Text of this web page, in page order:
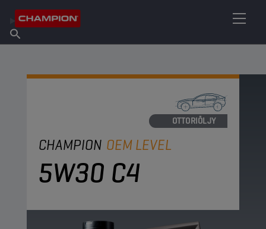
Tietoa Championista
Etsi myyntipiste
MOOTTORIÖLJY
CHAMPION OEM LEVEL
5W30 C4